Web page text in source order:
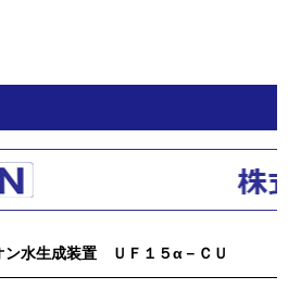
ン水生成装置 ＵＦ１５α－ＣＵ